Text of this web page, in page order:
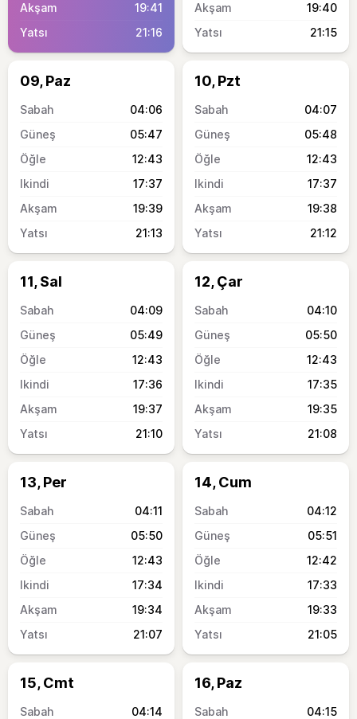
19:41
21:16
19:40
21:15
09, Paz
04:06
05:47
12:43
17:37
19:39
21:13
10, Pzt
04:07
05:48
12:43
17:37
19:38
21:12
11, Sal
04:09
05:49
12:43
17:36
19:37
21:10
12, Çar
04:10
05:50
12:43
17:35
19:35
21:08
13, Per
04:11
05:50
12:43
17:34
19:34
21:07
14, Cum
04:12
05:51
12:42
17:33
19:33
21:05
15, Cmt
04:14
16, Paz
04:15